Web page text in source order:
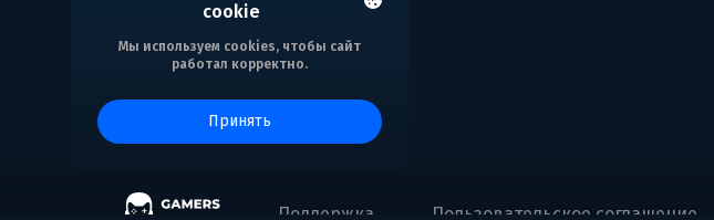
cookie
Мы используем cookies, чтобы сайт
работал корректно.
принять
Поддержка Пользовательское соглашение